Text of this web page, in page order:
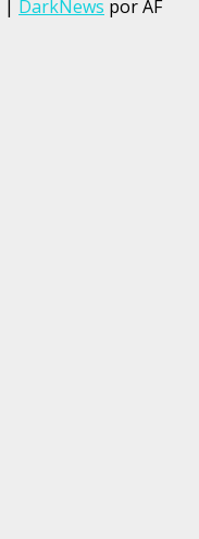
| DarkNews por AF